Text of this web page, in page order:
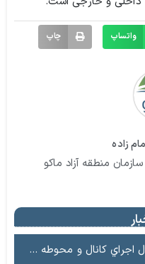
واتساپ چاپ
زاده
منطقه آزاد ماکو
هاي كارگاهي شهرك صنايع سبك منطقه آزاد ماكو